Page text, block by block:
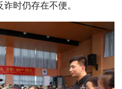
时仍存在不便。